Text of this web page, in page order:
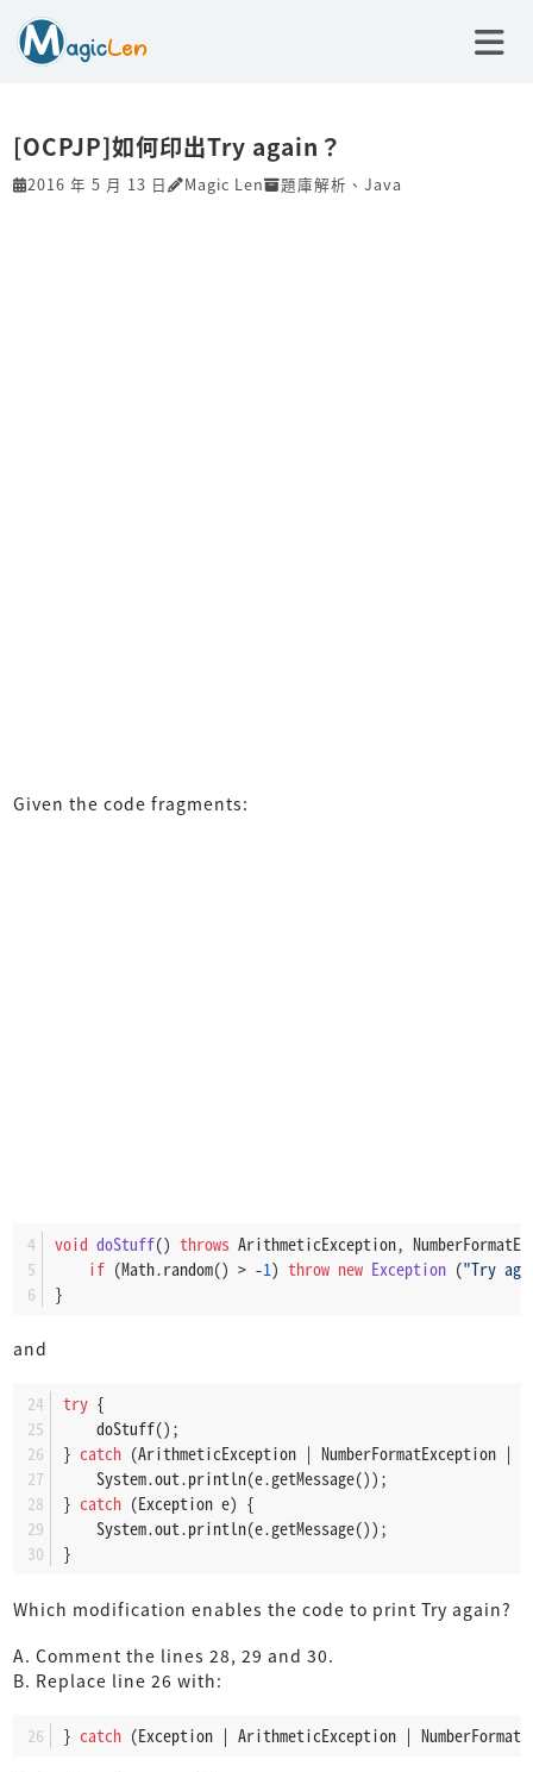
[OCPJP]如何印出Try again？
2016 年 5 月 13 日 Magic Len 題庫解析 、 Java
Given the code fragments:
void doStuff() throws ArithmeticException,
if (Math.random() > -1) throw new Exception ("Try
}
and
try {
    doStuff();
} catch (ArithmeticException | NumberFormatException |
    System.out.println(e.getMessage());
} catch (Exception e) {
    System.out.println(e.getMessage());
}
Which modification enables the code to print Try again?
A. Comment the lines 28, 29 and 30.
B. Replace line 26 with:
} catch (Exception | ArithmeticException |